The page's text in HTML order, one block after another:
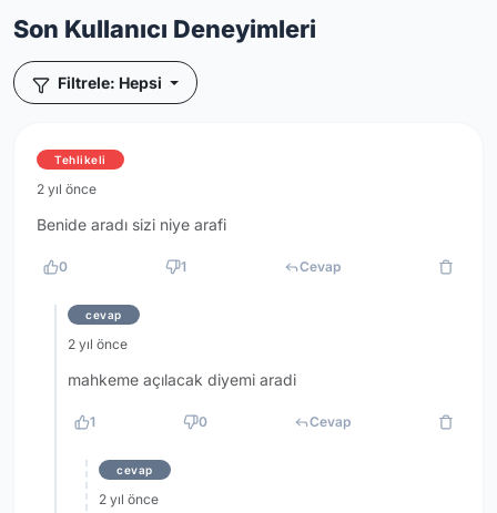
Son Kullanıcı Deneyimleri
Filtrele: Hepsi
Tehlikeli
2 yıl önce
Benide aradı sizi niye arafi
0 1 Cevap
cevap
2 yıl önce
mahkeme açılacak diyemi aradi
1 0 Cevap
cevap
2 yıl önce